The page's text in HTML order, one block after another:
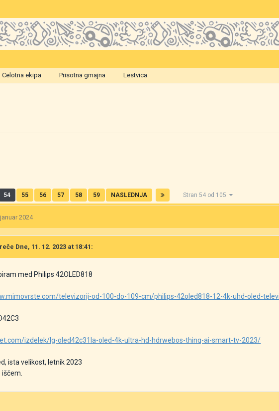
Celotna ekipa Prisotna gmajna Lestvica
54 55 56 57 58 59 NASLEDNJA Stran 54 od 105
2024
reče Dne, 11. 12. 2023 at 18:41:
med Philips 42OLED818
televizorji-od-100-do-109-cm/philips-42oled818-12-4k-uhd-oled-
izdelek/lg-oled42c31la-oled-4k-ultra-hd-hdrwebos-thinq-ai-smart-tv-2023/
ista velikost, letnik 2023
iščem.